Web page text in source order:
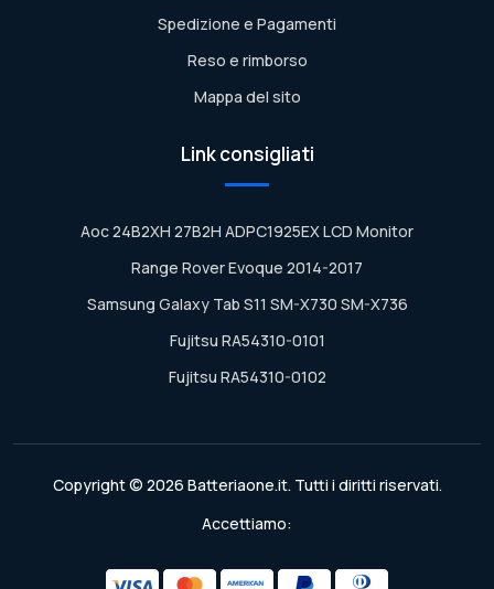
Spedizione e Pagamenti
Reso e rimborso
Mappa del sito
Link consigliati
Aoc 24B2XH 27B2H ADPC1925EX LCD Monitor
Range Rover Evoque 2014-2017
Samsung Galaxy Tab S11 SM-X730 SM-X736
Fujitsu RA54310-0101
Fujitsu RA54310-0102
Copyright © 2026 Batteriaone.it. Tutti i diritti riservati.
Accettiamo: